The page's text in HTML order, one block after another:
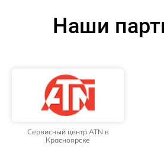
Наши
Сервисный центр ATN в
Красноярске